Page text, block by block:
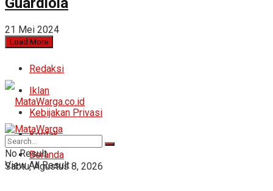
21 Mei 2024
Load More
Redaksi
Iklan
Kebijakan Privasi
Kontak
Sabtu, Agustus 8, 2026
Beranda
No Result
View All Result